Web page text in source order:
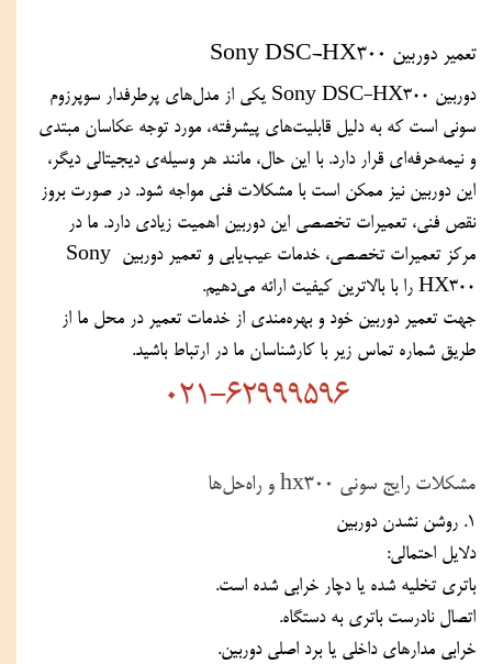
تعمیر دوربین Sony DSC-HX300
مرکز تعمیرات تخصصی، خدمات عیب‌یابی و تعمیر دوربین Sony
HX300 را با بالاترین کیفیت ارائه می‌دهیم.
طریق شماره تماس زیر با کارشناسان ما در ارتباط باشید.
021-62999596
مشکلات رایج سونی hx300 و راه‌حل‌ها
۱. روشن نشدن دوربین
دلایل احتمالی:
باتری تخلیه شده یا دچار خرابی شده است.
اتصال نادرست باتری به دستگاه.
خرابی مدارهای داخلی یا برد اصلی دوربین.